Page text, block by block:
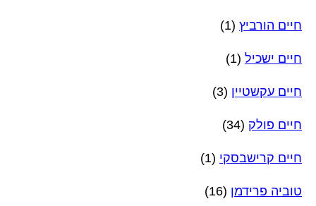
חיים הורביץ (1)
חיים ישכיל (1)
חיים עקשטיין (3)
חיים פולק (34)
חיים קרישבסקי (1)
טוביה פרידמן (16)